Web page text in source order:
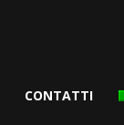
CONTATTI